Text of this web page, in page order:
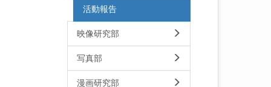
活動報告
映像研究部
写真部
漫画研究部